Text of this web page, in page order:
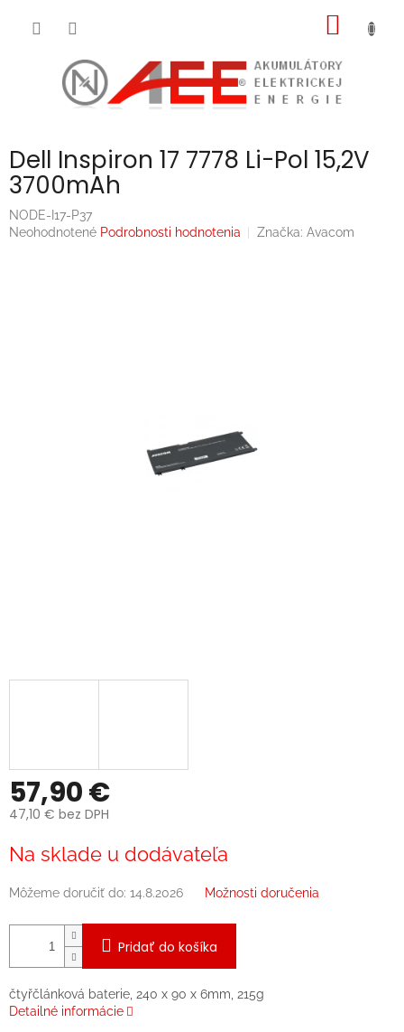
Dell Inspiron 17 7778 Li-Pol 15,2V
3700mAh
NODE-I17-P37
Priemerné
Neohodnotené Podrobnosti hodnotenia Značka: Avacom
57,90 €
47,10 € bez DPH
cena:
Na sklade u dodávateľa
Môžeme doručiť do: 14.8.2026 Možnosti doručenia
Pridať do košíka
čtyřčlánková baterie, 240 x 90 x 6mm, 215g
Detailné informácie